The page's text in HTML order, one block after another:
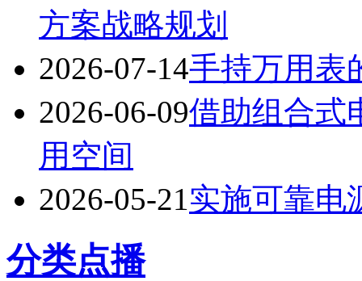
方案战略规划
2026-07-14手持万用表
2026-06-09借助组合式
用空间
2026-05-21实施可靠电
分类点播